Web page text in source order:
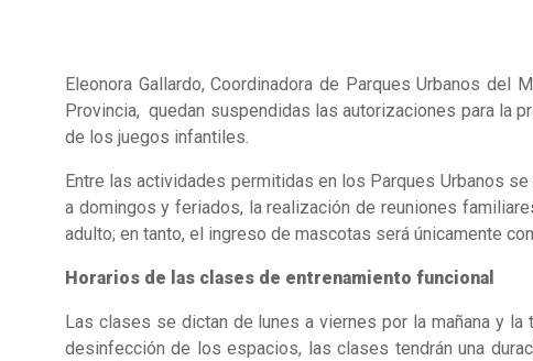
Eleonora Gallardo, Coordinadora de Parques Urbanos
Provincia, quedan suspendidas las autorizaciones para la
de los juegos infantiles.
Entre las actividades permitidas en los Parques Urbanos
a domingos y feriados, la realización de reuniones
adulto; en tanto, el ingreso de mascotas será únicamente
Horarios de las clases de entrenamiento funcional
Las clases se dictan de lunes a viernes por la mañana y
desinfección de los espacios, las clases tendrán una